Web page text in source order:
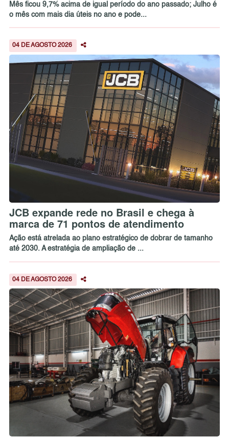
Mês ficou 9,7% acima de igual período do ano passado; Julho é
o mês com mais dia úteis no ano e pode...
04 DE AGOSTO 2026
JCB expande rede no Brasil e chega à
marca de 71 pontos de atendimento
Ação está atrelada ao plano estratégico de dobrar de tamanho
até 2030. A estratégia de ampliação de ...
04 DE AGOSTO 2026